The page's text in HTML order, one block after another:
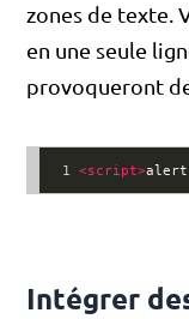
zones de texte.
en une seule
provoqueront
1 <script>alert
Intégrer